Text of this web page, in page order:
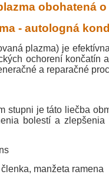
obohatená
- autologná
plazma) je
ochorení
a reparačné
stupni je táto liečba
bolestí a
manžeta ramena